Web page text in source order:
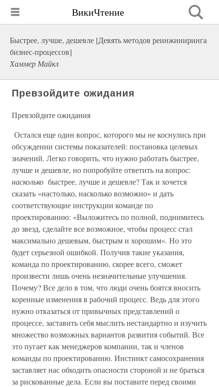
ВикиЧтение
Быстрее, лучше, дешевле [Девять методов реинжиниринга
бизнес-процессов]
Хаммер Майкл
Превзойдите ожидания
Превзойдите ожидания
Остался еще один вопрос, которого мы не коснулись при
обсуждении системы показателей: постановка целевых
значений. Легко говорить, что нужно работать быстрее,
лучше и дешевле, но попробуйте ответить на вопрос:
насколько быстрее, лучше и дешевле? Так и хочется
сказать «настолько, насколько возможно» и дать
соответствующие инструкции команде по
проектированию: «Выложитесь по полной, поднимитесь
до звезд, сделайте все возможное, чтобы процесс стал
максимально дешевым, быстрым и хорошим». Но это
будет серьезной ошибкой. Получив такие указания,
команда по проектированию, скорее всего, сможет
произвести лишь очень незначительные улучшения.
Почему? Все дело в том, что люди очень боятся вносить
коренные изменения в рабочий процесс. Ведь для этого
нужно отказаться от привычных представлений о
процессе, заставить себя мыслить нестандартно и изучить
множество возможных вариантов развития событий. Все
это пугает как менеджеров компании, так и членов
команды по проектированию. Инстинкт самосохранения
заставляет нас обходить опасности стороной и не браться
за рискованные дела. Если вы поставите перед своими